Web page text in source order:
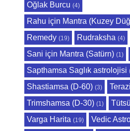
Oğlak Burcu (4)
Rahu için Mantra (Kuzey
Remedy (19) Rudraksha (4)
Sani için Mantra (Satürn) (1)
Sapthamsa Saglık astrolojisi
Shastiamsa (D-60) (3)
Trimshamsa (D-30) (1)
Varga Harita (19) Vedic